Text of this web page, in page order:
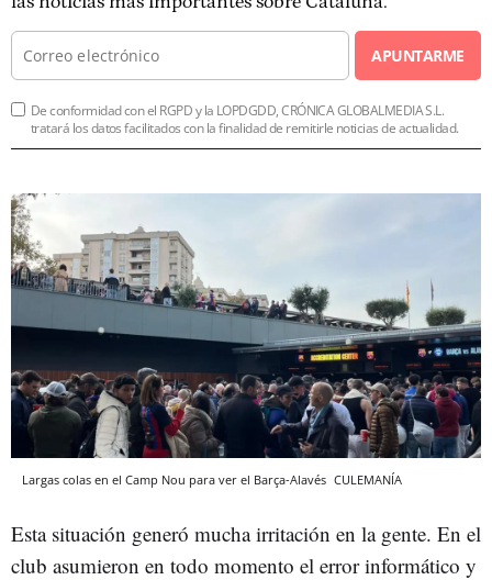
APUNTARME
De conformidad con el RGPD y la LOPDGDD, CRÓNICA GLOBALMEDIA S.L.
tratará los datos facilitados con la finalidad de remitirle noticias de actualidad.
Largas colas en el Camp Nou para ver el Barça-Alavés CULEMANÍA
Esta situación generó mucha irritación en la gente. En el
club asumieron en todo momento el error informático y